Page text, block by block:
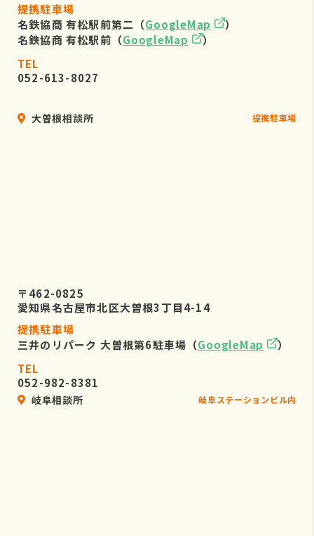
提携駐車場
名鉄協商 有松駅前第二（GoogleMap
）
名鉄協商 有松駅前（GoogleMap
）
TEL
052-613-8027
大曽根相談所 提携駐車場
〒462-0825
愛知県名古屋市北区大曽根3丁目4-14
提携駐車場
三井のリパーク 大曽根第6駐車場（GoogleMap
）
TEL
052-982-8381
岐阜相談所 岐阜ステーションビル内